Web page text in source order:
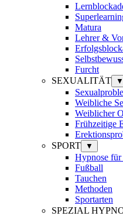
Matura
Lehrer &
Furcht
SEXUALITÄT
▼
Weibliche
Weiblicher
Frühzeitige
SPORT
▼
Hypnose für
Fußball
Tauchen
Methoden
Sportarten
SPEZIAL